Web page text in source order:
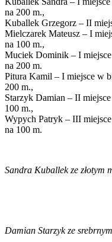
na 200 m.,
Kuballek Grzegorz – II
Mielczarek Mateusz – I
na 100 m.,
Muciek Dominik – I
na 200 m.
Pitura Kamil – I miejsce w
200 m.,
Starzyk Damian – II
100 m.,
Wypych Patryk – III
na 100 m.
Sandra Kuballek ze złotym
Damian Starzyk ze